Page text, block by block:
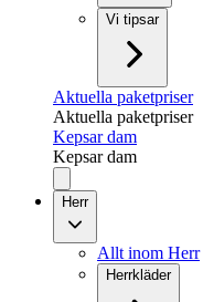
Vi tipsar
Aktuella paketpriser
Aktuella paketpriser
Kepsar dam
Kepsar dam
Herr
Allt inom Herr
Herrkläder